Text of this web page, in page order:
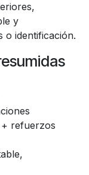
y
o identificación.
refuerzos